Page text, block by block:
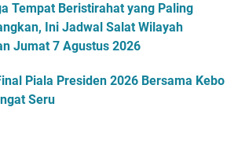
Tempat Beristirahat yang Paling
Ini Jadwal Salat Wilayah
Jumat 7 Agustus 2026
Piala Presiden 2026 Bersama Kebo
Seru